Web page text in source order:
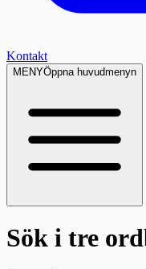
Kontakt
MENYÖppna huvudmenyn
Sök i tre